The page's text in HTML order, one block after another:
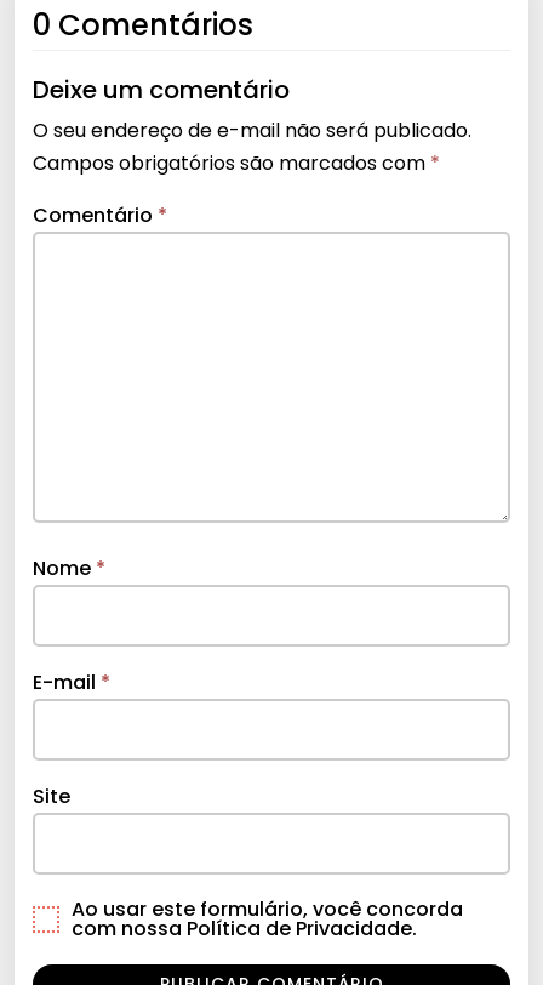
0 Comentários
Deixe um comentário
O seu endereço de e-mail não será publicado.
Campos obrigatórios são marcados com *
Comentário *
Nome *
E-mail *
Site
Ao usar este formulário, você concorda
com nossa Política de Privacidade.